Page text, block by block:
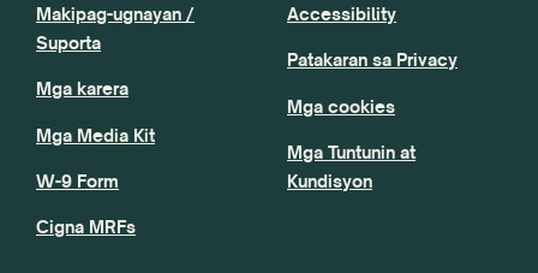
Makipag-ugnayan /
Suporta
Mga karera
Mga Media Kit
W-9 Form
Cigna MRFs
Accessibility
Patakaran sa Privacy
Mga cookies
Mga Tuntunin at
Kundisyon